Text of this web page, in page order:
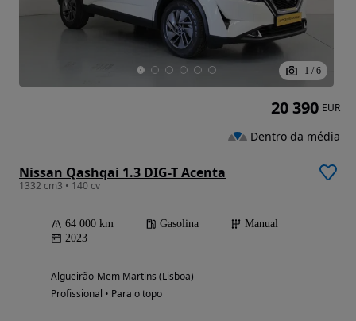
1 / 6
Nissan Qashqai 1.3 DIG-T Acenta
1332 cm3 • 140 cv
64 000 km Gasolina
Manual
2023
Algueirão-Mem Martins (Lisboa)
Profissional • Para o topo
20 390 EUR
Dentro da média